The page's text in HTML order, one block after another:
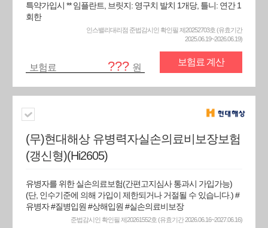
특약가입시 ** 임플란트, 브릿지: 영구치 발치 1개당, 틀니: 연간 1
회한
인스밸리대리점 준법감시인 확인필 제20252703호 (유효기간
2025.06.19~2026.06.19)
보험료 ??? 원
보험료 계산
(무)현대해상 유병력자실손의료비보장보험
(갱신형)(Hi2605)
유병자를 위한 실손의료보험(간편고지심사 통과시 가입가능)
(단, 인수기준에 의해 가입이 제한되거나 거절될 수 있습니다.) #
유병자 #질병입원 #상해입원 #실손의료비보장
준법감시인 확인필 제20261552호 (유효기간 2026.06.16~2027.06.16)